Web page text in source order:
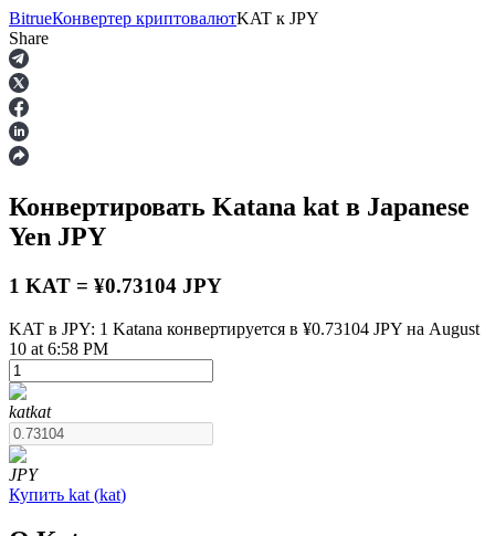
Фьючерсы
USDT-фьючерсы
BitrueКонвертер криптовалютKAT к JPY
Share
Конвертировать Katana kat в Japanese
Yen JPY
1 KAT = ¥0.73104 JPY
KAT в JPY: 1 Katana конвертируется в ¥0.73104 JPY на August
10 at 6:58 PM
katkat
JPY
Купить kat (kat)